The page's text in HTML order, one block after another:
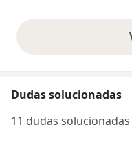
Dudas solucionadas
11 dudas